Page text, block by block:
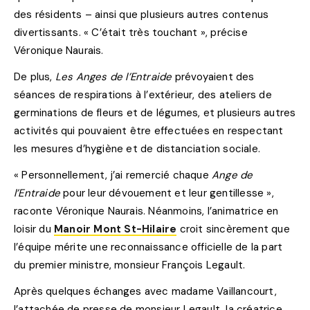
des résidents – ainsi que plusieurs autres contenus
divertissants. « C’était très touchant », précise
Véronique Naurais.
De plus, Les Anges de l’Entraide prévoyaient des
séances de respirations à l’extérieur, des ateliers de
germinations de fleurs et de légumes, et plusieurs autres
activités qui pouvaient être effectuées en respectant
les mesures d’hygiène et de distanciation sociale.
« Personnellement, j’ai remercié chaque Ange de
l’Entraide pour leur dévouement et leur gentillesse »,
raconte Véronique Naurais. Néanmoins, l’animatrice en
loisir du Manoir Mont St-Hilaire croit sincèrement que
l’équipe mérite une reconnaissance officielle de la part
du premier ministre, monsieur François Legault.
Après quelques échanges avec madame Vaillancourt,